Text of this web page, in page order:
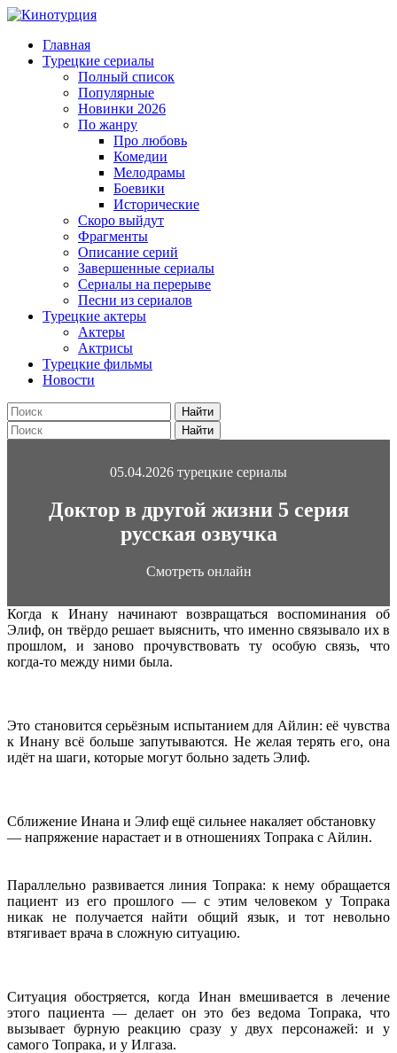
Главная
Турецкие сериалы
Полный список
Популярные
Новинки 2026
По жанру
Про любовь
Комедии
Мелодрамы
Боевики
Исторические
Скоро выйдут
Фрагменты
Описание серий
Завершенные сериалы
Сериалы на перерыве
Песни из сериалов
Турецкие актеры
Актеры
Актрисы
Турецкие фильмы
Новости
Найти
Найти
05.04.2026 турецкие сериалы
Доктор в другой жизни 5 серия
русская озвучка
Смотреть онлайн
Когда к Инану начинают возвращаться воспоминания об
Элиф, он твёрдо решает выяснить, что именно связывало их в
прошлом, и заново прочувствовать ту особую связь, что
когда‑то между ними была.
Это становится серьёзным испытанием для Айлин: её чувства
к Инану всё больше запутываются. Не желая терять его, она
идёт на шаги, которые могут больно задеть Элиф.
Сближение Инана и Элиф ещё сильнее накаляет обстановку
— напряжение нарастает и в отношениях Топрака с Айлин.
Параллельно развивается линия Топрака: к нему обращается
пациент из его прошлого — с этим человеком у Топрака
никак не получается найти общий язык, и тот невольно
втягивает врача в сложную ситуацию.
Ситуация обостряется, когда Инан вмешивается в лечение
этого пациента — делает он это без ведома Топрака, что
вызывает бурную реакцию сразу у двух персонажей: и у
самого Топрака, и у Илгаза.